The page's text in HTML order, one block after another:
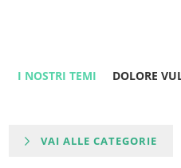
I NOSTRI TEMI DOLORE
VAI ALLE CATEGORIE